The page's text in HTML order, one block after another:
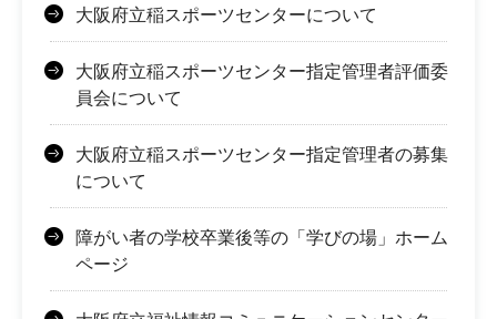
大阪府立稲スポーツセンターについて
大阪府立稲スポーツセンター指定管理者評価委
員会について
大阪府立稲スポーツセンター指定管理者の募集
について
障がい者の学校卒業後等の「学びの場」ホーム
ページ